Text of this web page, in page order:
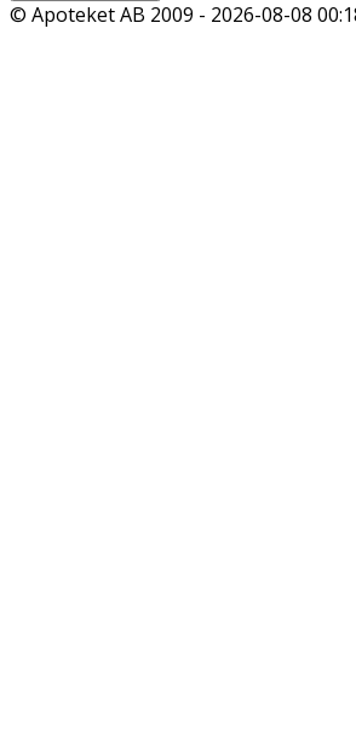
© Apoteket AB 2009 - 2026-08-08